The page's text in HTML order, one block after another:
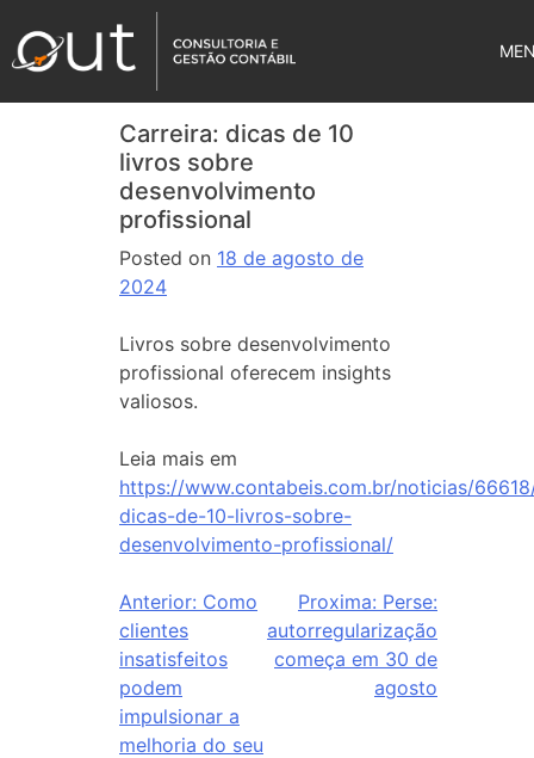
Carreira: dicas de 10
livros sobre
desenvolvimento
profissional
Posted on 18 de agosto de
2024
Livros sobre desenvolvimento
profissional oferecem insights
valiosos.
Leia mais em
https://www.contabeis.com.br/noticias/
dicas-de-10-livros-sobre-
desenvolvimento-profissional/
Anterior: Como
clientes
insatisfeitos
podem
impulsionar a
melhoria do seu
Proxima: Perse:
autorregularização
começa em 30 de
agosto